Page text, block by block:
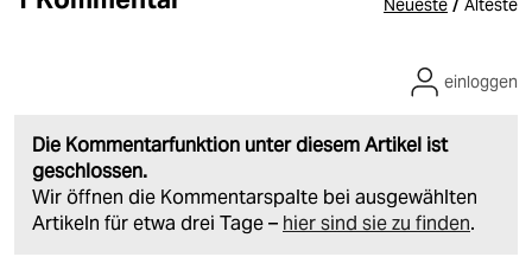
Neueste Älteste
Die Kommentarfunktion unter diesem Artikel ist
geschlossen.
Wir öffnen die Kommentarspalte bei ausgewählten
Artikeln für etwa drei Tage – hier sind sie zu finden.
einloggen